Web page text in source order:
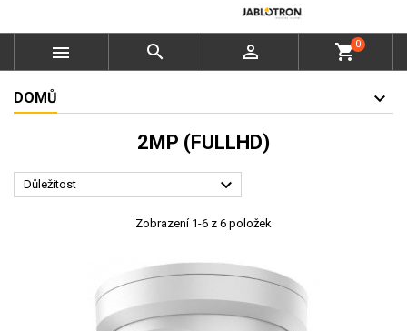
   shopping_cart0
DOMŮ
2MP (FULLHD)
Důležitost 
Zobrazení 1-6 z 6 položek